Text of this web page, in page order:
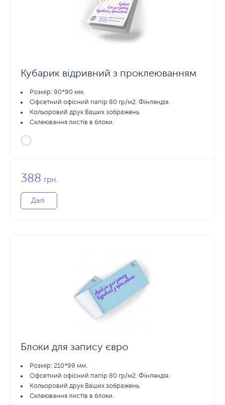
Кубарик відривний з проклеюванням
Розмір: 90*90 мм.
Офсетний офісний папір 80 гр/м2. Фінляндія.
Кольоровий друк Ваших зображень.
Склеювання листів в блоки.
388 грн.
Далі
Блоки для запису євро
Розмір: 210*99 мм.
Офсетний офісний папір 80 гр/м2. Фінляндія.
Кольоровий друк Ваших зображень.
Склеювання листів в блоки.